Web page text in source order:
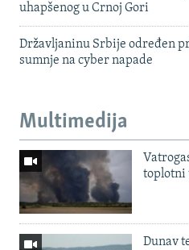
uhapšenog u Crnoj Gori
Državljaninu Srbije određen
sumnje na cyber napade
Multimedija
toplotni
Dunav